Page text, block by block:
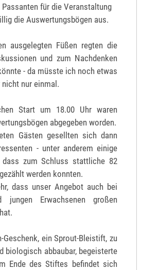
für die Veranstaltung
die Auswertungsbögen aus.
ausgelegten Füßen regten die
und zum Nachdenken
- da müsste ich noch etwas
nicht nur einmal.
Start um 18.00 Uhr waren
abgegeben worden.
Gästen gesellten sich dann
- unter anderem einige
dass zum Schluss stattliche 82
werden konnten.
dass unser Angebot auch bei
jungen Erwachsenen großen
Geschenk, ein Sprout-Bleistift, zu
biologisch abbaubar, begeisterte
Ende des Stiftes befindet sich